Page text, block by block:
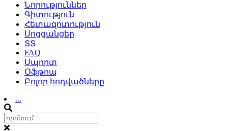
Նորություններ
Գիտություն
Հետազոտություն
Սոցցանցեր
ՏՏ
FAQ
Սպորտ
Օֆթոպ
Բոլոր հոդվածները
...